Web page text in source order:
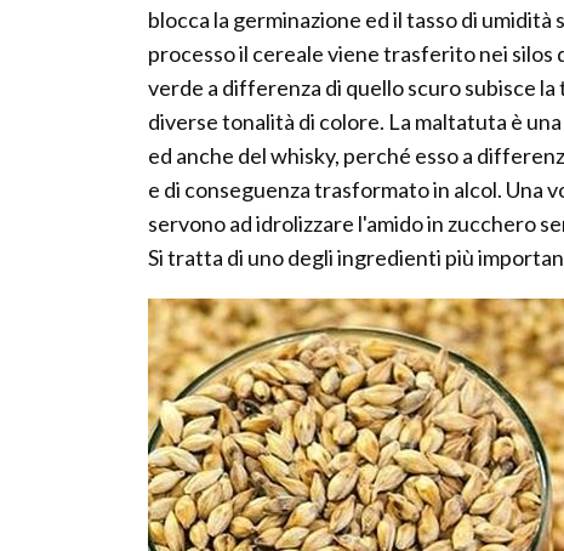
blocca la germinazione ed il tasso di
processo il cereale viene trasferito nei silos
verde a differenza di quello scuro subisce
diverse tonalità di colore. La maltatuta è
ed anche del whisky, perché esso a
e di conseguenza trasformato in alcol. Una
servono ad idrolizzare l'amido in zucchero
Si tratta di uno degli ingredienti più